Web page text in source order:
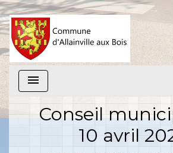
menu
Conseil
10 avril